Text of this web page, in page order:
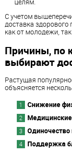
целям.
С учетом
доставка
как от молодежи,
Причины, по
выбирают
Растущая
объясняется
Снижение
Одиночество
Поддержка